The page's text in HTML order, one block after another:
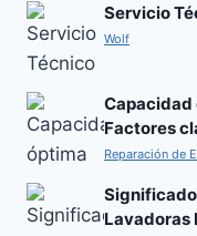
Servicio
Wolf
Factores
Reparación de
Significado
Lavadoras